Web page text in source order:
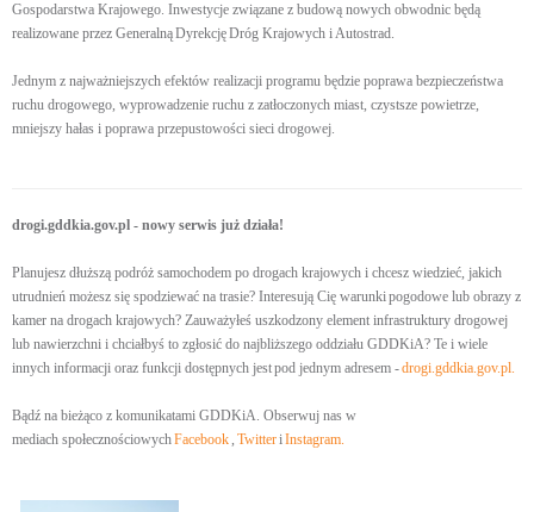
Gospodarstwa Krajowego. Inwestycje związane z budową nowych obwodnic będą
realizowane przez Generalną Dyrekcję Dróg Krajowych i Autostrad.
Jednym z najważniejszych efektów realizacji programu będzie poprawa bezpieczeństwa
ruchu drogowego, wyprowadzenie ruchu z zatłoczonych miast, czystsze powietrze,
mniejszy hałas i poprawa przepustowości sieci drogowej.
drogi.gddkia.gov.pl - nowy serwis już działa!
Planujesz dłuższą podróż samochodem po drogach krajowych i chcesz wiedzieć, jakich
utrudnień możesz się spodziewać na trasie? Interesują Cię warunki pogodowe lub obrazy z
kamer na drogach krajowych? Zauważyłeś uszkodzony element infrastruktury drogowej
lub nawierzchni i chciałbyś to zgłosić do najbliższego oddziału GDDKiA? Te i wiele
innych informacji oraz funkcji dostępnych jest pod jednym adresem -drogi.gddkia.gov.pl.
Bądź na bieżąco z komunikatami GDDKiA. Obserwuj nas w
mediach społecznościowychFacebook, TwitteriInstagram.